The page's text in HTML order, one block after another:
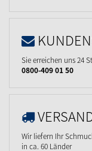
Sie erreichen uns 24
0800-409 01 50
Wir liefern Ihr
in ca. 60 Länder